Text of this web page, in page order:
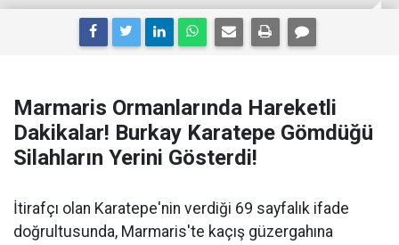
Marmaris Ormanlarında Hareketli
Dakikalar! Burkay Karatepe Gömdüğü
Silahların Yerini Gösterdi!
İtirafçı olan Karatepe'nin verdiği 69 sayfalık ifade
doğrultusunda, Marmaris'te kaçış güzergahına